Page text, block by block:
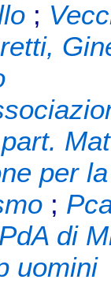
;
per
;
PdA di
uomini